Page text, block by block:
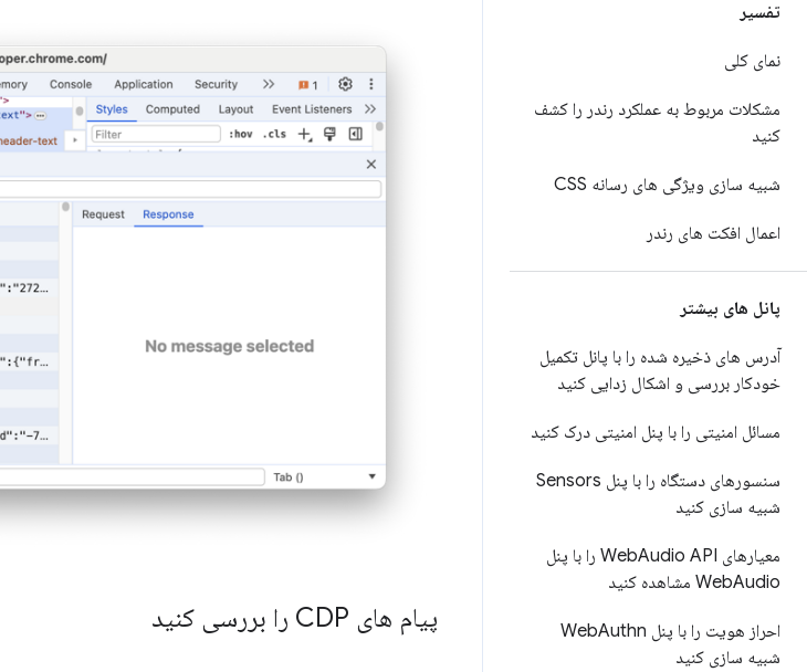
تفسیر
نمای کلی
مشکلات مربوط به عملکرد رندر را کشف
کنید
شبیه سازی ویژگی های رسانه CSS
اعمال افکت های رندر
پانل های بیشتر
آدرس های ذخیره شده را با پانل تکمیل
خودکار بررسی و اشکال زدایی کنید
مسائل امنیتی را با پنل امنیتی درک کنید
سنسورهای دستگاه را با پنل Sensors
شبیه سازی کنید
معیارهای Web
Audio API را با پنل
WebAudio مشاهده کنید
احراز هویت را با پنل Web Authn
شبیه سازی کنید
پیام های CDP را بررسی کنید